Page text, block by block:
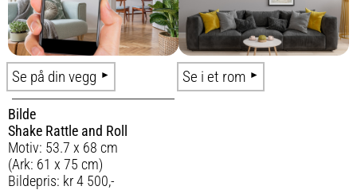
Se på din vegg Se i et rom
Bilde
Shake Rattle and Roll
Motiv: 53.7 x 68 cm
(Ark: 61 x 75 cm)
Bildepris: kr 4 500,-